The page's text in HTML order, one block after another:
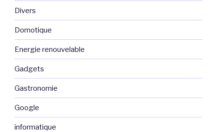
Divers
Domotique
Energie renouvelable
Gadgets
Gastronomie
Google
informatique